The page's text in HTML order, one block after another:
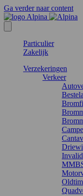
Ga verder naar content
Particulier
Zakelijk
Verzekeringen
Verkeer